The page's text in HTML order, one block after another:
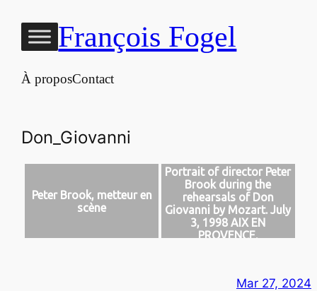
contenu François Fogel
À proposContact
Don_Giovanni
Peter Brook, metteur en
scène
Portrait of director Peter
Brook during the
rehearsals of Don
Giovanni by Mozart. July
3, 1998 AIX EN
PROVENCE,
Mar 27, 2024